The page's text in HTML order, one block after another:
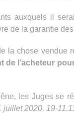
auxquels il
de la garantie
la chose vendue
de l’acheteur
les Juges se
2020, 19-